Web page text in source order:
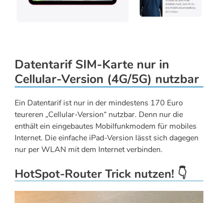
Datentarif SIM-Karte nur in
Cellular-Version (4G/5G) nutzbar
Ein Datentarif ist nur in der mindestens 170 Euro
teureren „Cellular-Version“ nutzbar. Denn nur die
enthält ein eingebautes Mobilfunkmodem für mobiles
Internet. Die einfache iPad-Version lässt sich dagegen
nur per WLAN mit dem Internet verbinden.
HotSpot-Router Trick nutzen! 👇